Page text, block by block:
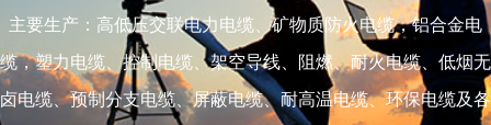
主要生产：高低压交联电力电缆、矿物质防火电缆，铝合金电
缆，塑力电缆、控制电缆、架空导线、阻燃、耐火电缆、低烟无
卤电缆、预制分支电缆、屏蔽电缆、耐高温电缆、环保电缆及各